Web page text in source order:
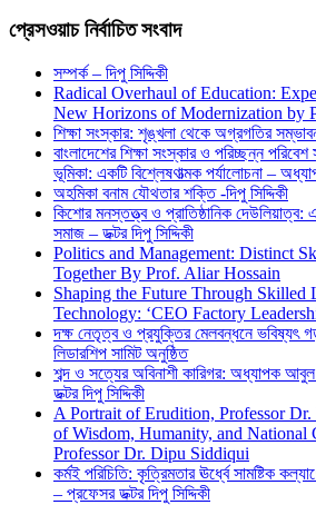
প্রেসওয়াচ নির্বাচিত সংবাদ
সম্পর্ক – দিপু সিদ্দিকী
Radical Overhaul of Education:
New Horizons of Modernization by
শিক্ষা সংস্কার: শৃঙ্খলা থেকে অগ্রগতির
বাংলাদেশের শিক্ষা সংস্কার ও পরিচ্ছন্ন
ভূমিকা: একটি বিশ্লেষণাত্মক পর্যালোচনা –
অহমিকা বনাম যৌথতার শক্তি -দিপু সিদ্দিকী
কিশোর মনস্তত্ত্ব ও প্রাতিষ্ঠানিক
সমাজ – ডক্টর দিপু সিদ্দিকী
Politics and Management: Distinct
Together By Prof. Aliar Hossain
Shaping the Future Through Skilled
Technology: ‘CEO Factory
দক্ষ নেতৃত্ব ও প্রযুক্তির মেলবন্ধনে ভবিষ্যৎ
লিডারশিপ সামিট অনুষ্ঠিত
শব্দ ও সত্যের অবিনাশী কারিগর: অধ্যাপক
ডক্টর দিপু সিদ্দিকী
A Portrait of Erudition, Professor
of Wisdom, Humanity, and National
Professor Dr. Dipu Siddiqui
কর্মই পরিচিতি: কৃত্রিমতার ঊর্ধ্বে সামষ্টিক
– প্রফেসর ডক্টর দিপু সিদ্দিকী